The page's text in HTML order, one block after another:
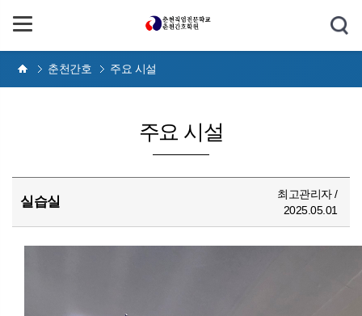
춘천간호 주요 시설
주요 시설
실습실
최고관리자 /
2025.05.01